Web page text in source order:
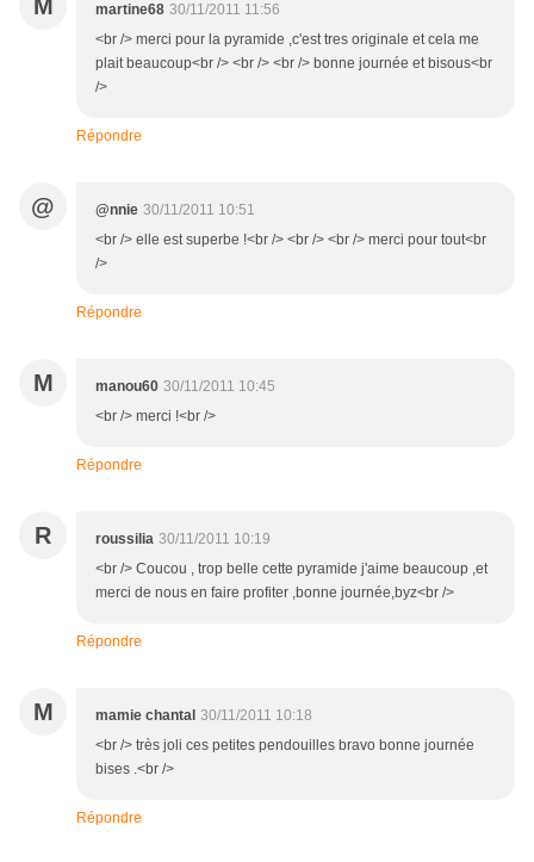
M martine68 30/11/2011 11:56
<br /> merci pour la pyramide ,c'est tres originale et cela me
plait beaucoup<br /> <br /> <br /> bonne journée et bisous<br
/>
Répondre
@ @nnie 30/11/2011 10:51
<br /> elle est superbe !<br /> <br /> <br /> merci pour tout<br
/>
Répondre
M manou60 30/11/2011 10:45
<br /> merci !<br />
Répondre
R roussilia 30/11/2011 10:19
<br /> Coucou , trop belle cette pyramide j'aime beaucoup ,et
merci de nous en faire profiter ,bonne journée,byz<br />
Répondre
M mamie chantal 30/11/2011 10:18
<br /> très joli ces petites pendouilles bravo bonne journée
bises .<br />
Répondre